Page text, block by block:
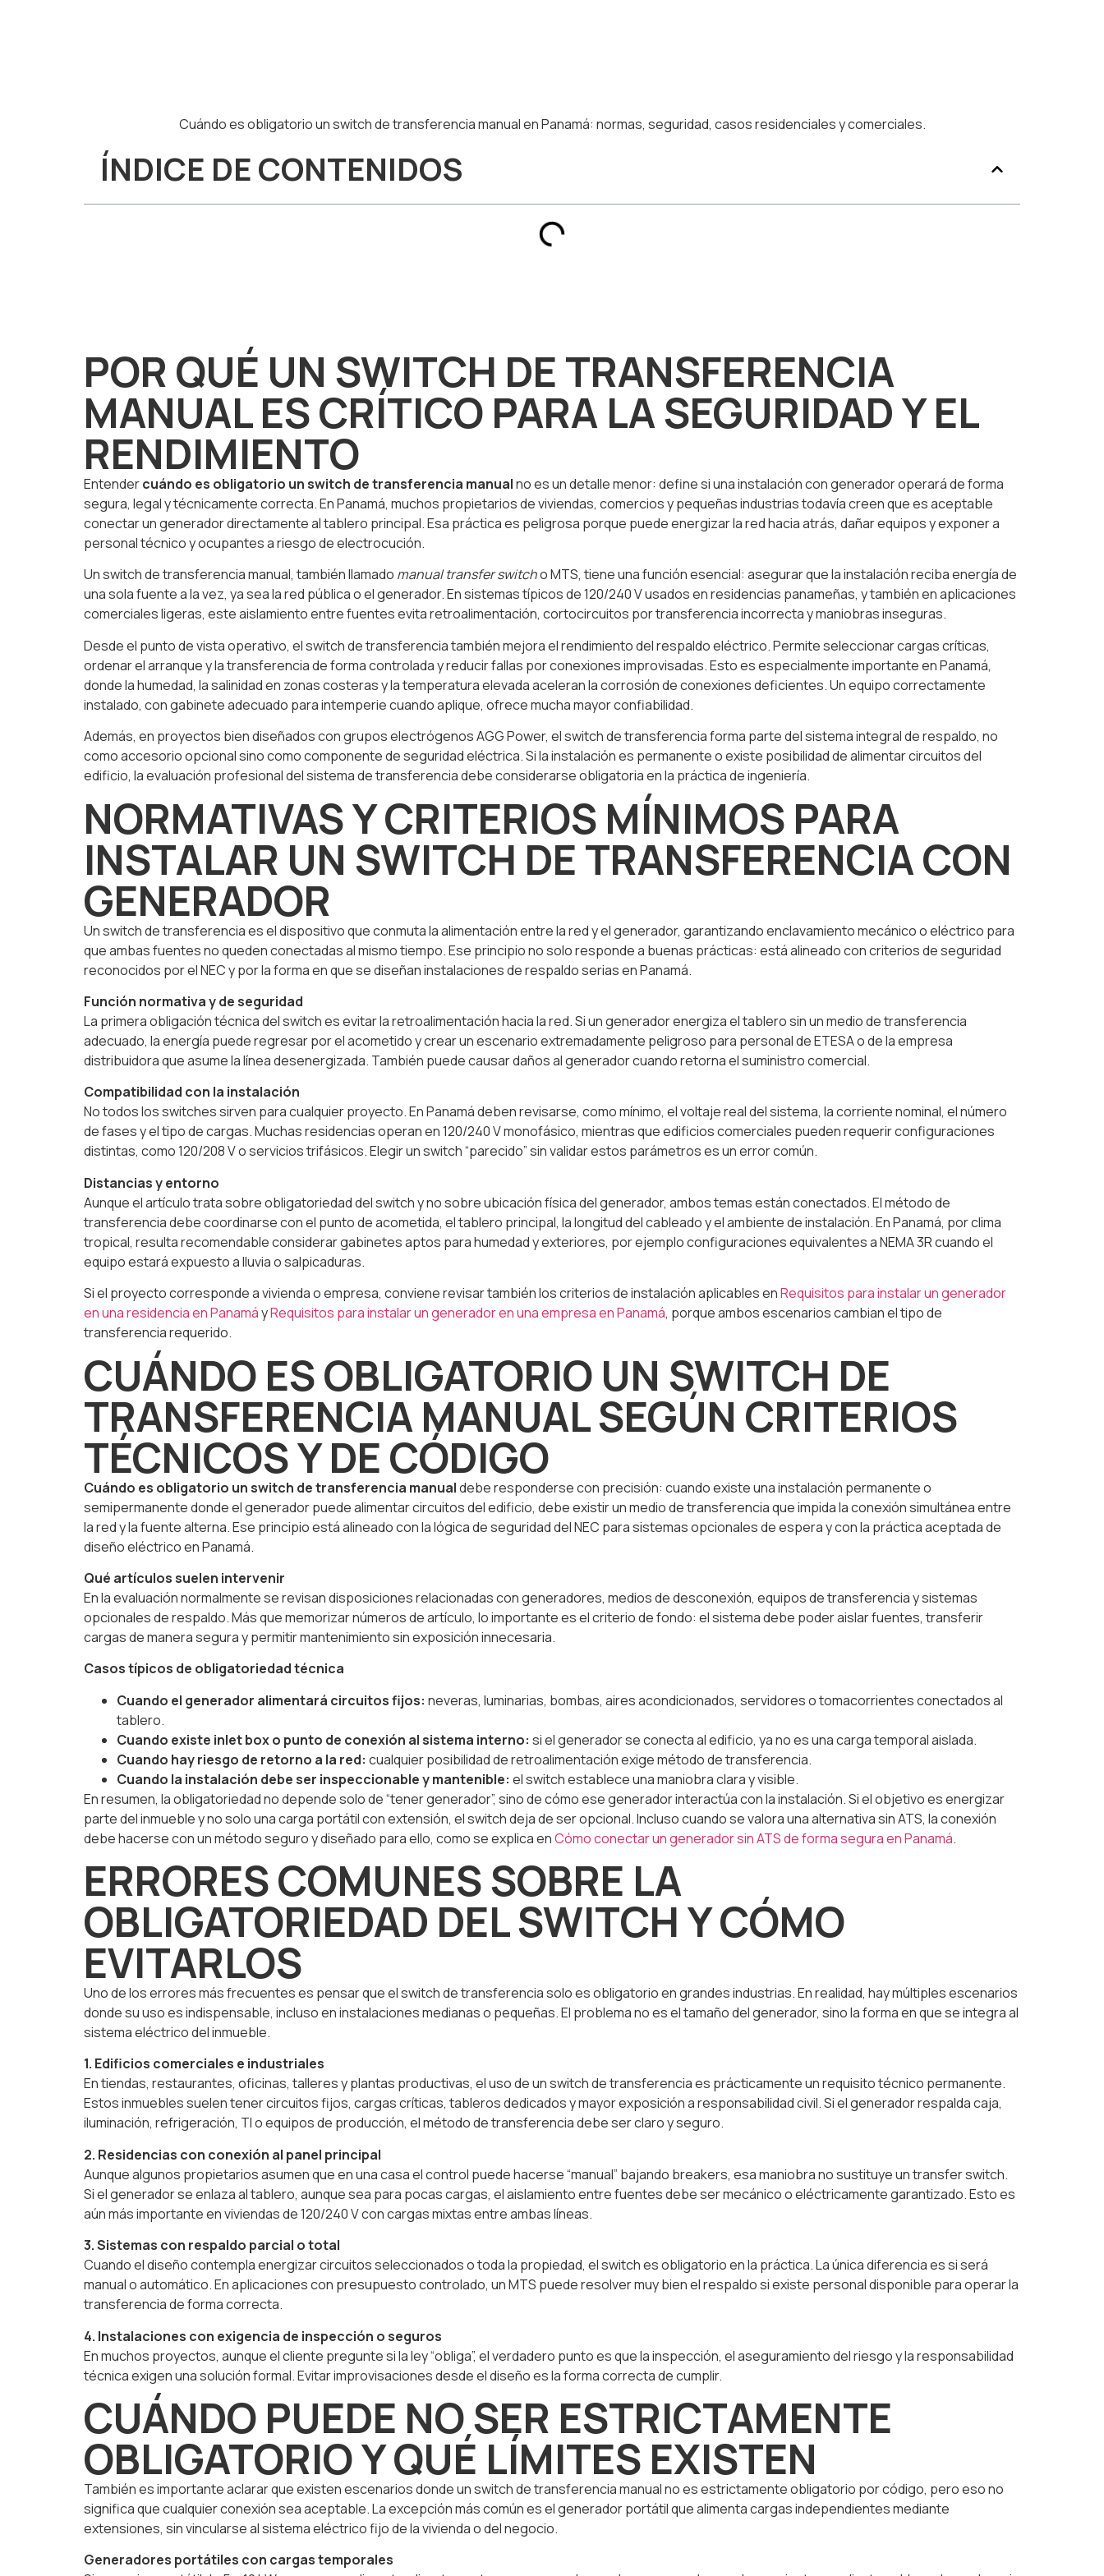
Cuándo es obligatorio un switch de transferencia manual en Panamá: normas, seguridad, casos residenciales y comerciales.
ÍNDICE DE CONTENIDOS
POR QUÉ UN SWITCH DE TRANSFERENCIA
MANUAL ES CRÍTICO PARA LA SEGURIDAD Y EL
RENDIMIENTO
Entendercuándo es obligatorio un switch de transferencia manualno es un detalle menor: define si una instalación con generador operará de forma
segura, legal y técnicamente correcta. En Panamá, muchos propietarios de viviendas, comercios y pequeñas industrias todavía creen que es aceptable
conectar un generador directamente al tablero principal. Esa práctica es peligrosa porque puede energizar la red hacia atrás, dañar equipos y exponer a
personal técnico y ocupantes a riesgo de electrocución.
Un switch de transferencia manual, también llamado manual transfer switcho MTS, tiene una función esencial: asegurar que la instalación reciba energía de
una sola fuente a la vez, ya sea la red pública o el generador. En sistemas típicos de 120/240 V usados en residencias panameñas, y también en aplicaciones
comerciales ligeras, este aislamiento entre fuentes evita retroalimentación, cortocircuitos por transferencia incorrecta y maniobras inseguras.
Desde el punto de vista operativo, el switch de transferencia también mejora el rendimiento del respaldo eléctrico. Permite seleccionar cargas críticas,
ordenar el arranque y la transferencia de forma controlada y reducir fallas por conexiones improvisadas. Esto es especialmente importante en Panamá,
donde la humedad, la salinidad en zonas costeras y la temperatura elevada aceleran la corrosión de conexiones deficientes. Un equipo correctamente
instalado, con gabinete adecuado para intemperie cuando aplique, ofrece mucha mayor confiabilidad.
Además, en proyectos bien diseñados con grupos electrógenos AGG Power, el switch de transferencia forma parte del sistema integral de respaldo, no
como accesorio opcional sino como componente de seguridad eléctrica. Si la instalación es permanente o existe posibilidad de alimentar circuitos del
edificio, la evaluación profesional del sistema de transferencia debe considerarse obligatoria en la práctica de ingeniería.
NORMATIVAS Y CRITERIOS MÍNIMOS PARA
INSTALAR UN SWITCH DE TRANSFERENCIA CON
GENERADOR
Un switch de transferencia es el dispositivo que conmuta la alimentación entre la red y el generador, garantizando enclavamiento mecánico o eléctrico para
que ambas fuentes no queden conectadas al mismo tiempo. Ese principio no solo responde a buenas prácticas: está alineado con criterios de seguridad
reconocidos por el NEC y por la forma en que se diseñan instalaciones de respaldo serias en Panamá.
Función normativa y de seguridad
La primera obligación técnica del switch es evitar la retroalimentación hacia la red. Si un generador energiza el tablero sin un medio de transferencia
adecuado, la energía puede regresar por el acometido y crear un escenario extremadamente peligroso para personal de ETESA o de la empresa
distribuidora que asume la línea desenergizada. También puede causar daños al generador cuando retorna el suministro comercial.
Compatibilidad con la instalación
No todos los switches sirven para cualquier proyecto. En Panamá deben revisarse, como mínimo, el voltaje real del sistema, la corriente nominal, el número
de fases y el tipo de cargas. Muchas residencias operan en 120/240 V monofásico, mientras que edificios comerciales pueden requerir configuraciones
distintas, como 120/208 V o servicios trifásicos. Elegir un switch “parecido” sin validar estos parámetros es un error común.
Distancias y entorno
Aunque el artículo trata sobre obligatoriedad del switch y no sobre ubicación física del generador, ambos temas están conectados. El método de
transferencia debe coordinarse con el punto de acometida, el tablero principal, la longitud del cableado y el ambiente de instalación. En Panamá, por clima
tropical, resulta recomendable considerar gabinetes aptos para humedad y exteriores, por ejemplo configuraciones equivalentes a NEMA 3R cuando el
equipo estará expuesto a lluvia o salpicaduras.
Si el proyecto corresponde a vivienda o empresa, conviene revisar también los criterios de instalación aplicables enRequisitos para instalar un generador
en una residencia en PanamáyRequisitos para instalar un generador en una empresa en Panamá, porque ambos escenarios cambian el tipo de
transferencia requerido.
CUÁNDO ES OBLIGATORIO UN SWITCH DE
TRANSFERENCIA MANUAL SEGÚN CRITERIOS
TÉCNICOS Y DE CÓDIGO
Cuándo es obligatorio un switch de transferencia manualdebe responderse con precisión: cuando existe una instalación permanente o
semipermanente donde el generador puede alimentar circuitos del edificio, debe existir un medio de transferencia que impida la conexión simultánea entre
la red y la fuente alterna. Ese principio está alineado con la lógica de seguridad del NEC para sistemas opcionales de espera y con la práctica aceptada de
diseño eléctrico en Panamá.
Qué artículos suelen intervenir
En la evaluación normalmente se revisan disposiciones relacionadas con generadores, medios de desconexión, equipos de transferencia y sistemas
opcionales de respaldo. Más que memorizar números de artículo, lo importante es el criterio de fondo: el sistema debe poder aislar fuentes, transferir
cargas de manera segura y permitir mantenimiento sin exposición innecesaria.
Casos típicos de obligatoriedad técnica
Cuando el generador alimentará circuitos fijos: neveras, luminarias, bombas, aires acondicionados, servidores o tomacorrientes conectados al
tablero.
Cuando existe inlet box o punto de conexión al sistema interno: si el generador se conecta al edificio, ya no es una carga temporal aislada.
Cuando hay riesgo de retorno a la red: cualquier posibilidad de retroalimentación exige método de transferencia.
Cuando la instalación debe ser inspeccionable y mantenible: el switch establece una maniobra clara y visible.
En resumen, la obligatoriedad no depende solo de “tener generador”, sino de cómo ese generador interactúa con la instalación. Si el objetivo es energizar
parte del inmueble y no solo una carga portátil con extensión, el switch deja de ser opcional. Incluso cuando se valora una alternativa sin ATS, la conexión
debe hacerse con un método seguro y diseñado para ello, como se explica enCómo conectar un generador sin ATS de forma segura en Panamá.
ERRORES COMUNES SOBRE LA
OBLIGATORIEDAD DEL SWITCH Y CÓMO
EVITARLOS
Uno de los errores más frecuentes es pensar que el switch de transferencia solo es obligatorio en grandes industrias. En realidad, hay múltiples escenarios
donde su uso es indispensable, incluso en instalaciones medianas o pequeñas. El problema no es el tamaño del generador, sino la forma en que se integra al
sistema eléctrico del inmueble.
1. Edificios comerciales e industriales
En tiendas, restaurantes, oficinas, talleres y plantas productivas, el uso de un switch de transferencia es prácticamente un requisito técnico permanente.
Estos inmuebles suelen tener circuitos fijos, cargas críticas, tableros dedicados y mayor exposición a responsabilidad civil. Si el generador respalda caja,
iluminación, refrigeración, TI o equipos de producción, el método de transferencia debe ser claro y seguro.
2. Residencias con conexión al panel principal
Aunque algunos propietarios asumen que en una casa el control puede hacerse “manual” bajando breakers, esa maniobra no sustituye un transfer switch.
Si el generador se enlaza al tablero, aunque sea para pocas cargas, el aislamiento entre fuentes debe ser mecánico o eléctricamente garantizado. Esto es
aún más importante en viviendas de 120/240 V con cargas mixtas entre ambas líneas.
3. Sistemas con respaldo parcial o total
Cuando el diseño contempla energizar circuitos seleccionados o toda la propiedad, el switch es obligatorio en la práctica. La única diferencia es si será
manual o automático. En aplicaciones con presupuesto controlado, un MTS puede resolver muy bien el respaldo si existe personal disponible para operar la
transferencia de forma correcta.
4. Instalaciones con exigencia de inspección o seguros
En muchos proyectos, aunque el cliente pregunte si la ley “obliga”, el verdadero punto es que la inspección, el aseguramiento del riesgo y la responsabilidad
técnica exigen una solución formal. Evitar improvisaciones desde el diseño es la forma correcta de cumplir.
CUÁNDO PUEDE NO SER ESTRICTAMENTE
OBLIGATORIO Y QUÉ LÍMITES EXISTEN
También es importante aclarar que existen escenarios donde un switch de transferencia manual no es estrictamente obligatorio por código, pero eso no
significa que cualquier conexión sea aceptable. La excepción más común es el generador portátil que alimenta cargas independientes mediante
extensiones, sin vincularse al sistema eléctrico fijo de la vivienda o del negocio.
Generadores portátiles con cargas temporales